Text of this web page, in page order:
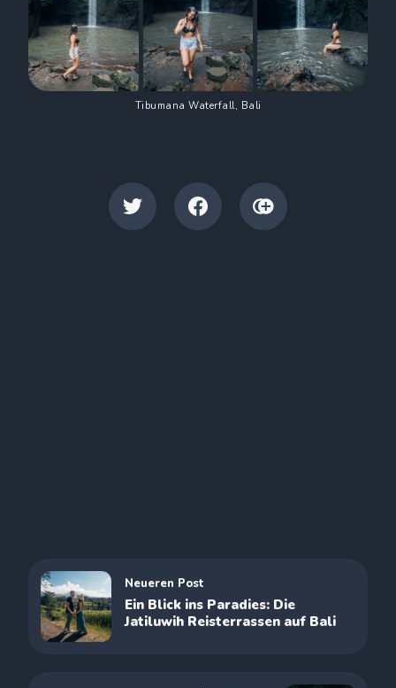
Tibumana Waterfall, Bali
Neueren Post
Ein Blick ins Paradies: Die
Jatiluwih Reisterrassen auf Bali